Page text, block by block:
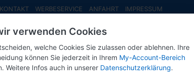
KONTAKT WERBESERVICE ANFAHRT IMPRESSUM
NEU EINGETROFFEN NEUHEITEN
verwenden Cookies
welche Cookies Sie zulassen oder ablehnen. Ihre
können Sie jederzeit in Ihrem My-Account-Bereich
Weitere Infos auch in unserer Datenschutzerklärung.